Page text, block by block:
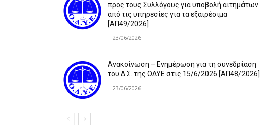
προς τους Συλλόγους για υποβολή αιτημάτων
από τις υπηρεσίες για τα εξαιρέσιμα
[ΑΠ49/2026]
23/06/2026
Ανακοίνωση – Ενημέρωση για τη συνεδρίαση
του Δ.Σ. της ΟΔΥΕ στις 15/6/2026 [ΑΠ48/2026]
23/06/2026